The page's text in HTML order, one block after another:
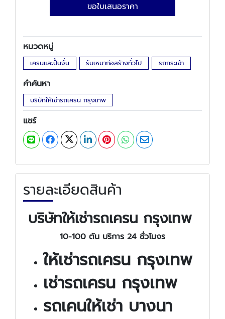
ขอใบเสนอราคา
หมวดหมู่
เครนและปั้นจั่น รับเหมาก่อสร้างทั่วไป รถกระเช้า
คำค้นหา
บริษัทให้เช่ารถเครน กรุงเทพ
แชร์
รายละเอียดสินค้า
บริษัทให้เช่ารถเครน กรุงเทพ
10-100 ตัน บริการ 24 ชั่วโมงร​​​​​​
ให้เช่ารถเครน กรุงเทพ
เช่ารถเครน กรุงเทพ
รถเคนให้เช่า บางนา